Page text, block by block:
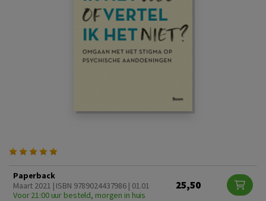
Paperback
Maart 2021 | ISBN 9789024437986 | 01.01
Voor 21:00 uur besteld, morgen in huis
25,50